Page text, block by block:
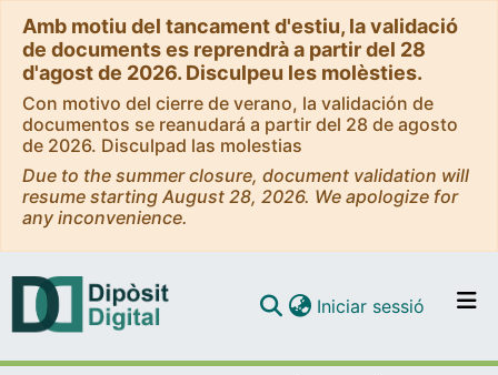
Amb motiu del tancament d'estiu, la validació
de documents es reprendrà a partir del 28
d'agost de 2026. Disculpeu les molèsties.
Con motivo del cierre de verano, la validación de
documentos se reanudará a partir del 28 de agosto
de 2026. Disculpad las molestias
Due to the summer closure, document validation will
resume starting August 28, 2026. We apologize for
any inconvenience.
Iniciar sessió (current)